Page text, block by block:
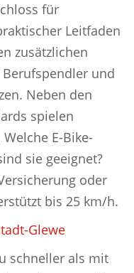
für
Leitfaden
zusätzlichen
und
Neben den
spielen
E-Bike-
sie geeignet?
oder
bis 25 km/h.
Glewe
schneller als mit